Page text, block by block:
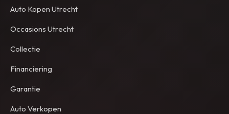
Auto Kopen Utrecht
Occasions Utrecht
Collectie
Financiering
Garantie
Auto Verkopen